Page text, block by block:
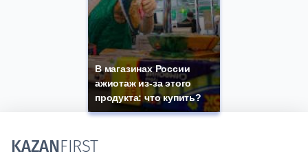
В магазинах России
ажиотаж из-за этого
продукта: что купить?
KAZANFIRST